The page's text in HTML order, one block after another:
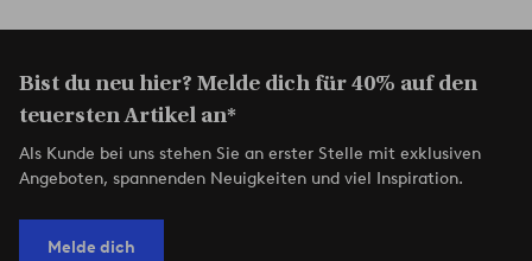
Bist du neu hier? Melde dich für 40% auf den
teuersten Artikel an*
Als Kunde bei uns stehen Sie an erster Stelle mit exklusiven
Angeboten, spannenden Neuigkeiten und viel Inspiration.
Melde dich